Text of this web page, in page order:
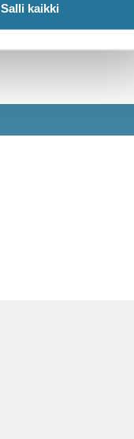
Salli kaikki